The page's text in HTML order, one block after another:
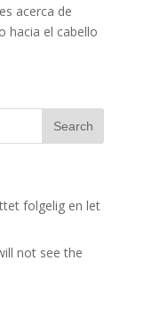
acerca de
hacia el cabello
folgelig en let
not see the